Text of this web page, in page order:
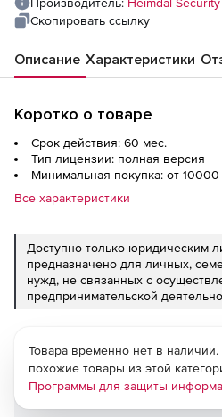
Скопировать ссылку
Описание Характеристики
Коротко о товаре
Срок действия: 60 мес.
Тип лицензии: полная версия
Минимальная покупка: от 10000
Все характеристики
Доступно только юридическим
предназначено для личных,
нужд, не связанных с
предпринимательской
Товара временно нет в
похожие товары из этой
Программы для защиты